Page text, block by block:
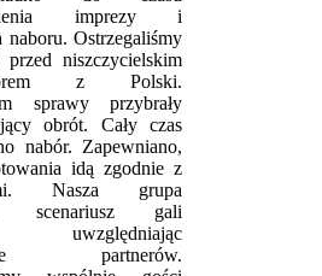
imprezy i
naboru. Ostrzegaliśmy
przed niszczycielskim
z Polski.
sprawy przybrały
obrót. Cały czas
nabór. Zapewniano,
idą zgodnie z
Nasza grupa
scenariusz gali
uwzględniając
partnerów.